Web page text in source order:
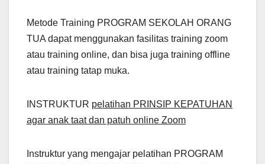
Metode Training PROGRAM SEKOLAH ORANG
TUA dapat menggunakan fasilitas training zoom
atau training online, dan bisa juga training offline
atau training tatap muka.
INSTRUKTUR pelatihan PRINSIP KEPATUHAN
agar anak taat dan patuh online Zoom
Instruktur yang mengajar pelatihan PROGRAM